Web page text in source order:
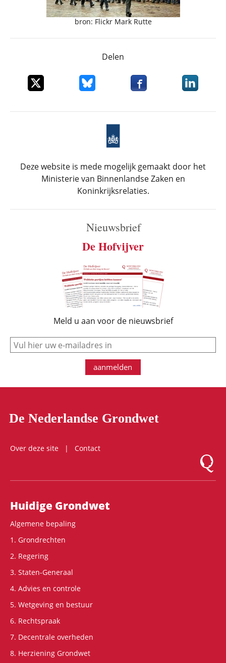
bron: Flickr Mark Rutte
Delen
Deel dit item op XDeel dit item op Bluesky
Deel dit item opDeel dit
Deze website is mede mogelijk gemaakt door het
Ministerie van Binnenlandse Zaken en
Koninkrijksrelaties.
Nieuwsbrief
De Hofvijver
Meld u aan voor de nieuwsbrief
e-mail
aanmelden
De Nederlandse Grondwet
Over deze site
Contact
Logo
Hoofdnavigatie
Huidige Grondwet
Algemene bepaling
1. Grondrechten
2. Regering
3. Staten-Generaal
4. Advies en controle
5. Wetgeving en bestuur
6. Rechtspraak
7. Decentrale overheden
8. Herziening Grondwet